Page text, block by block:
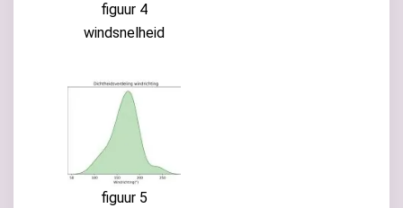
figuur 4
windsnelheid
figuur 5